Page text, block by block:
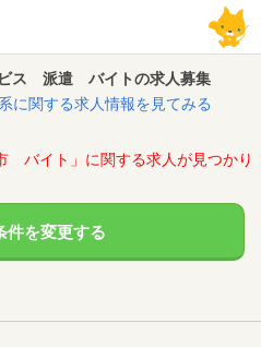
ス 派遣 バイトの求人募集
に関する求人情報を見てみる
バイト」に関する求人が見つかり
件を変更する